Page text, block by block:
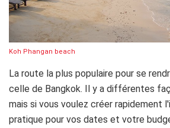
Koh Phangan beach
La route la plus populaire pour se
celle de Bangkok. Il y a différentes
mais si vous voulez créer rapidement
pratique pour vos dates et votre